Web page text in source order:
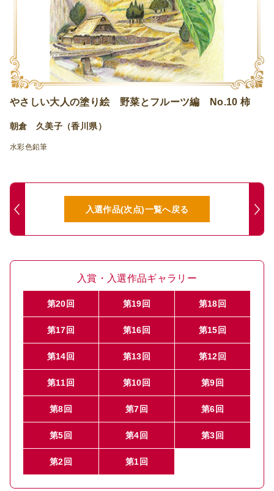
やさしい大人の塗り絵 野菜とフルーツ編 No.10 柿
朝倉 久美子（香川県）
水彩色鉛筆
入選作品(次点)一覧へ戻る
入賞・入選作品ギャラリー
第20回 第19回 第18回
第17回 第16回 第15回
第14回 第13回 第12回
第11回 第10回 第9回
第8回 第7回 第6回
第5回 第4回 第3回
第2回 第1回